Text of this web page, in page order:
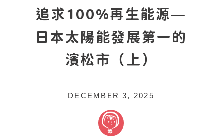
追求100%再生能源—
日本太陽能發展第一的
濱松市（上）
DECEMBER 3, 2025